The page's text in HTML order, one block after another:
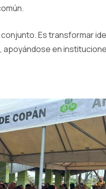
Es transformar
en